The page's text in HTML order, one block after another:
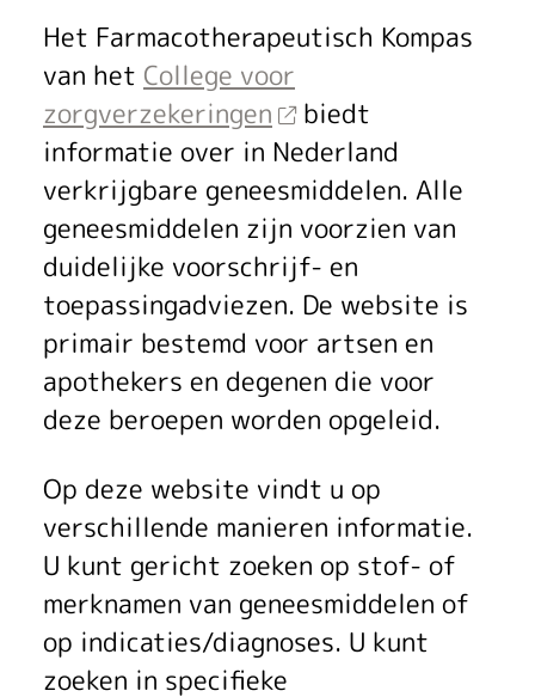
F
a
r
m
a
c
o
t
h
e
r
a
p
Het Farmacotherapeutisch Kompas
van het College voor
zorgverzekeringen
biedt
informatie over in Nederland
verkrijgbare geneesmiddelen. Alle
geneesmiddelen zijn voorzien van
duidelijke voorschrijf- en
toepassingadviezen. De website is
primair bestemd voor artsen en
apothekers en degenen die voor
deze beroepen worden opgeleid.
Op deze website vindt u op
verschillende manieren informatie.
U kunt gericht zoeken op stof- of
merknamen van geneesmiddelen of
op indicaties/diagnoses. U kunt
zoeken in specifieke